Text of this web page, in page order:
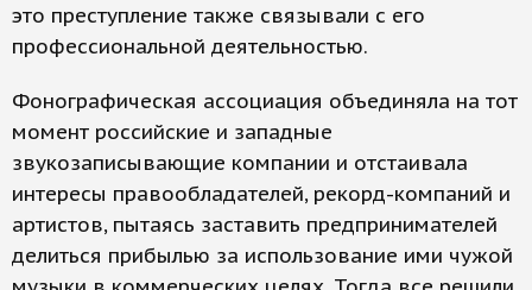
это преступление также связывали с его
профессиональной деятельностью.
Фонографическая ассоциация объединяла на тот
момент российские и западные
звукозаписывающие компании и отстаивала
интересы правообладателей, рекорд-компаний и
артистов, пытаясь заставить предпринимателей
делиться прибылью за использование ими чужой